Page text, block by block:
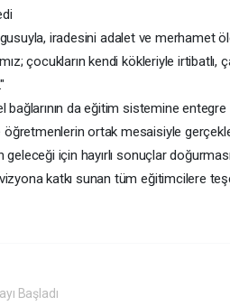
iradesini adalet ve merhamet
çocukların kendi kökleriyle irtibatlı,
bağlarının da eğitim sistemine
ortak mesaisiyle
için hayırlı sonuçlar
katkı sunan tüm eğitimcilere
Başladı